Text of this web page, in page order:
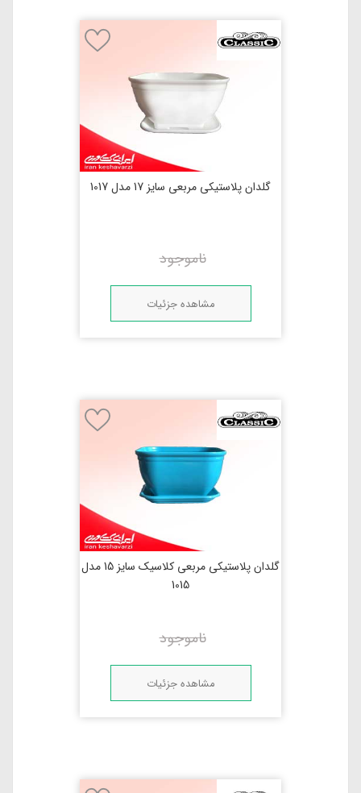
گلدان پلاستیکی مربعی سایز 17 مدل 1017
ناموجود
مشاهده جزئیات
گلدان پلاستیکی مربعی کلاسیک سایز 15 مدل
1015
ناموجود
مشاهده جزئیات